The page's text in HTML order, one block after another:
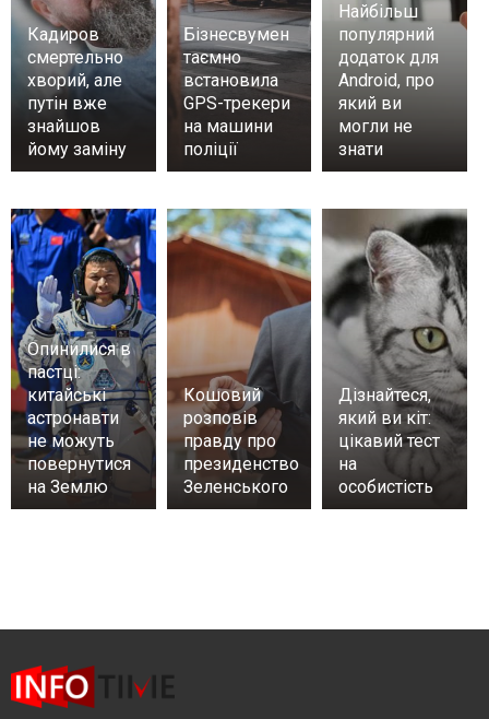
Кадиров
смертельно
хворий, але
путін вже
знайшов
йому заміну
Бізнесвумен
таємно
встановила
GPS-трекери
на машини
поліції
Найбільш
популярний
додаток для
Android, про
який ви
могли не
знати
Опинилися в
пастці:
китайські
астронавти
не можуть
повернутися
на Землю
Кошовий
розповів
правду про
президенство
Зеленського
Дізнайтеся,
який ви кіт:
цікавий тест
на
особистість